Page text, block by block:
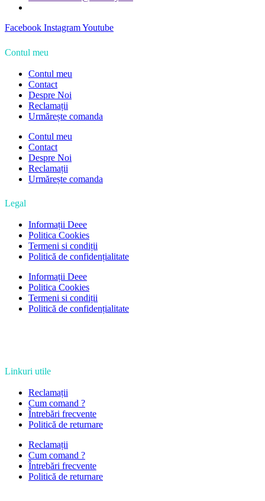
Facebook InstagramYoutube
Contul meu
Contul meu
Contact
Despre Noi
Reclamații
Urmărește comanda
Contul meu
Contact
Despre Noi
Reclamații
Urmărește comanda
Legal
Informații Deee
Politica Cookies
Termeni si condiții
Politică de confidențialitate
Informații Deee
Politica Cookies
Termeni si condiții
Politică de confidențialitate
Linkuri utile
Reclamații
Cum comand ?
Întrebări frecvente
Politică de returnare
Reclamații
Cum comand ?
Întrebări frecvente
Politică de returnare